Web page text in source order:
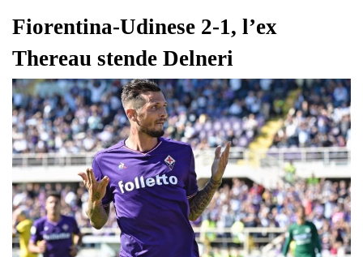
pp m
di
Fiorentina-Udinese 2-1, l’ex
Thereau stende Delneri